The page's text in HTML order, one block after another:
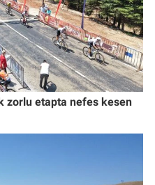
zorlu etapta nefes kesen